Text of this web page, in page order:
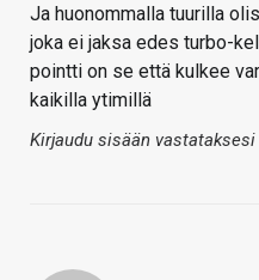
Ja huonommalla tuurilla
joka ei jaksa edes turbo-
pointti on se että kulkee
kaikilla ytimillä
Kirjaudu sisään vastataksesi